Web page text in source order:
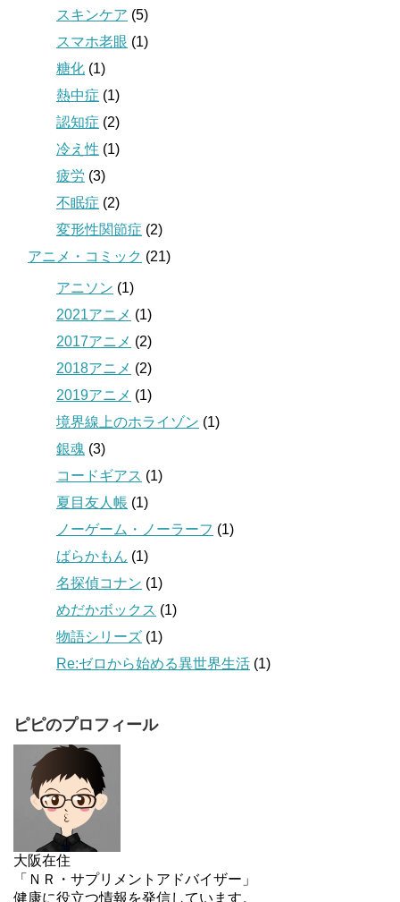
スキンケア (5)
スマホ老眼 (1)
糖化 (1)
熱中症 (1)
認知症 (2)
冷え性 (1)
疲労 (3)
不眠症 (2)
変形性関節症 (2)
アニメ・コミック (21)
アニソン (1)
2021アニメ (1)
2017アニメ (2)
2018アニメ (2)
2019アニメ (1)
境界線上のホライゾン (1)
銀魂 (3)
コードギアス (1)
夏目友人帳 (1)
ノーゲーム・ノーラーフ (1)
ばらかもん (1)
名探偵コナン (1)
めだかボックス (1)
物語シリーズ (1)
Re:ゼロから始める異世界生活 (1)
ピピのプロフィール
大阪在住
「ＮＲ・サプリメントアドバイザー」
健康に役立つ情報を発信しています。